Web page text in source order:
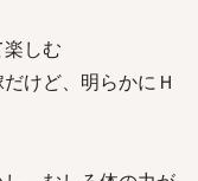
しむ
けど、明らかにＨ